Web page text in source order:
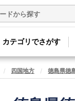
カテゴリでさがす
四国地方 徳島県徳